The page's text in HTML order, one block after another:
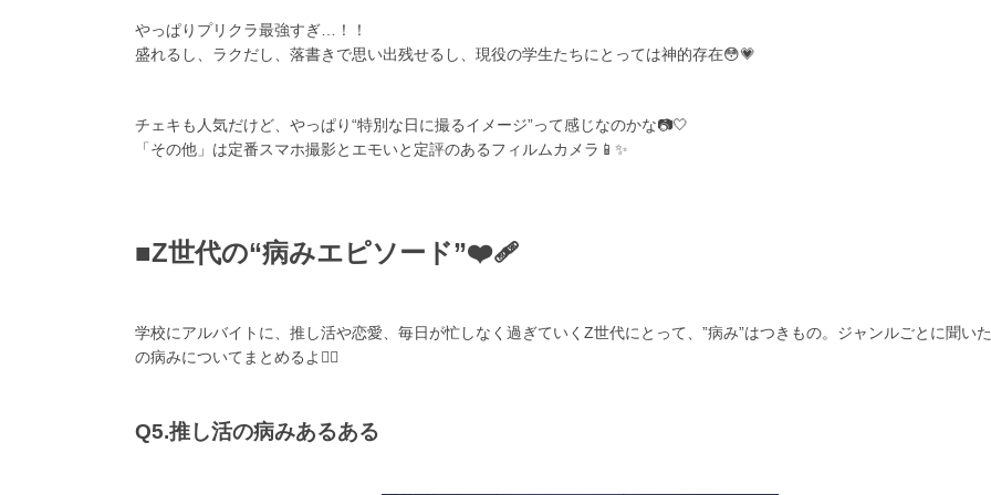
やっぱりプリクラ最強すぎ…！！
盛れるし、ラクだし、落書きで思い出残せるし、現役の学生たちにとっては神的存在😳💗
チェキも人気だけど、やっぱり“特別な日に撮るイメージ”って感じなのかな📷🤍
「その他」は定番スマホ撮影とエモいと定評のあるフィルムカメラ📱✨
■Z世代の“病みエピソード”❤️‍🩹
学校にアルバイトに、推し活や恋愛、毎日が忙しなく過ぎていくZ世代にとって、”病み”はつきもの。ジャンルごとに聞い
の病みについてまとめるよ✍🏻
Q5.推し活の病みあるある